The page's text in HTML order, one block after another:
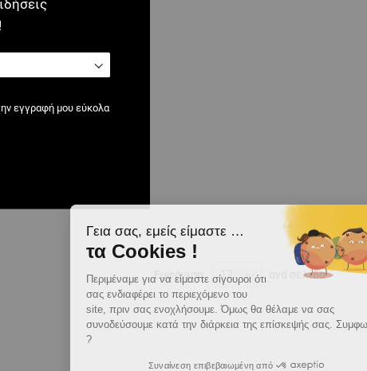
Εμφάνιση ανά σελίδα
εγγραφή μου εύκολα
Γεια σας, εμείς είμαστε …
τα Cookies !
Περιμέναμε για να είμαστε σίγουροι ότι
σας ενδιαφέρει το περιεχόμενο του
site, πριν σας ενοχλήσουμε. Όμως θα θέλαμε να σας
συνοδεύσουμε κατά την διάρκεια της επίσκεψής σας. Συμφωνείτε
Συναίνεση επιβεβαιωμένη από